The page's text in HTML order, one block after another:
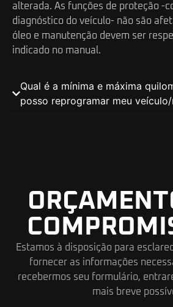
alterada. As funções de proteção -
diagnóstico do veículo- não são
óleo e manutenção devem ser
indicado no manual.
Qual é a mínima e máxima
posso reprogramar meu
Estamos à disposição para
fornecer as informações
recebermos seu formulário,
mais breve